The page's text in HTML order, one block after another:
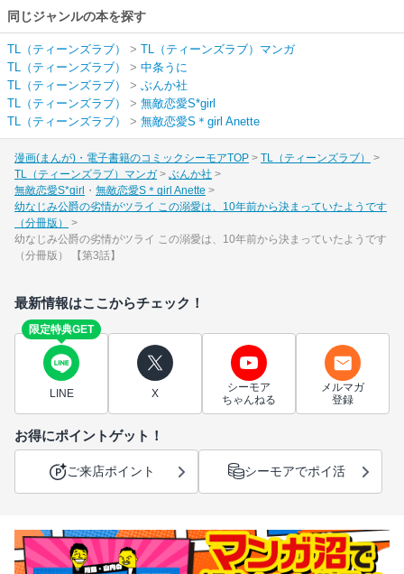
同じジャンルの本を探す
TL（ティーンズラブ） > TL（ティーンズラブ）マンガ
TL（ティーンズラブ）
> 中条うに
TL（ティーンズラブ）
> ぶんか社
TL（ティーンズラブ）
> 無敵恋愛S*girl
TL（ティーンズラブ）
> 無敵恋愛S＊girl Anette
漫画(まんが)・電子書籍のコミックシーモアTOP
TL（ティーンズラブ）
TL（ティーンズラブ）マンガ
ぶんか社
無敵恋愛S*girl
無敵恋愛S＊girl Anette
幼なじみ公爵の劣情がツライ この溺愛は、10年前から決まっていたようです
（分冊版）
幼なじみ公爵の劣情がツライ この溺愛は、10年前から決まっていたようです
（分冊版） 【第3話】
最新情報はここからチェック！
限定特典GET
LINE X
シーモア
ちゃんねる
メルマガ
登録
お得にポイントゲット！
ご来店ポイント シーモアでポイ活